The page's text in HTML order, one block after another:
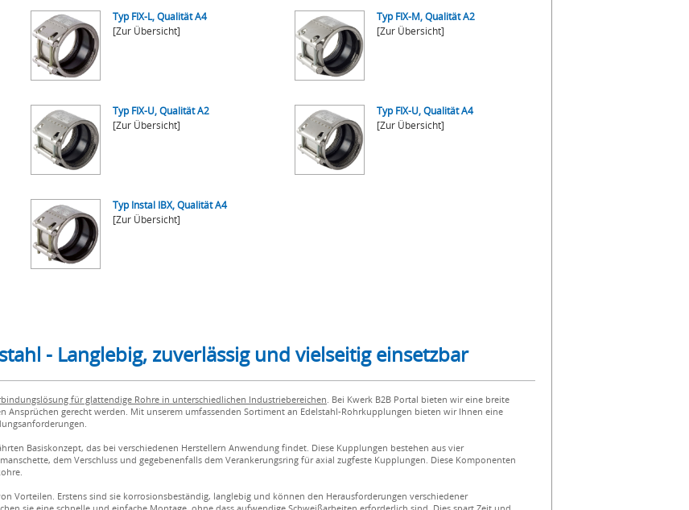
Typ FIX-L, Qualität A4
[Zur Übersicht]
Typ FIX-M, Qualität A2
[Zur Übersicht]
Typ FIX-U, Qualität A2
[Zur Übersicht]
Typ FIX-U, Qualität A4
[Zur Übersicht]
Typ Instal IBX, Qualität A4
[Zur Übersicht]
- Langlebig, zuverlässig und vielseitig einsetzbar
für glattendige Rohre in unterschiedlichen Industriebereichen. Bei Kwerk B2B Portal bieten wir eine breite
Ansprüchen gerecht werden. Mit unserem umfassenden Sortiment an Edelstahl-Rohrkupplungen bieten wir Ihnen eine
Basiskonzept, das bei verschiedenen Herstellern Anwendung findet. Diese Kupplungen bestehen aus vier
dem Verschluss und gegebenenfalls dem Verankerungsring für axial zugfeste Kupplungen. Diese Komponenten
Vorteilen. Erstens sind sie korrosionsbeständig, langlebig und können den Herausforderungen verschiedener